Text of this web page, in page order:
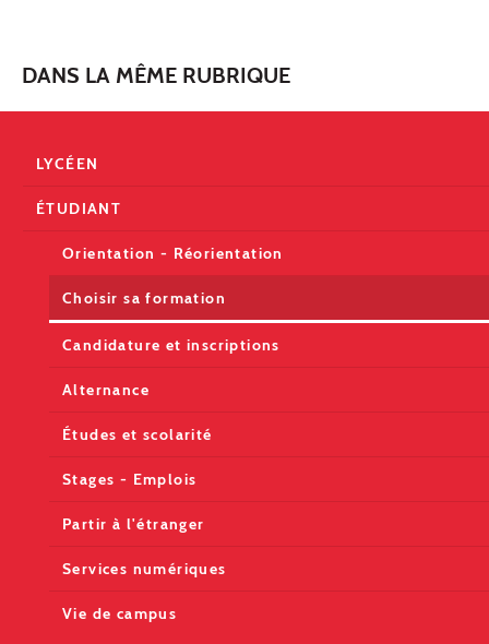
DANS LA MÊME RUBRIQUE
LYCÉEN
ÉTUDIANT
Orientation - Réorientation
Choisir sa formation
Candidature et inscriptions
Alternance
Études et scolarité
Stages - Emplois
Partir à l'étranger
Services numériques
Vie de campus